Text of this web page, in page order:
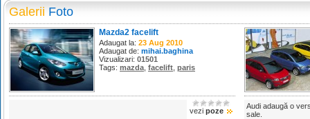
Galerii Foto
Mazda2 facelift
Adaugat la: 23 Aug 2010
Adaugat de: mihai.baghina
Vizualizari: 01501
Tags: mazda facelift paris
vezi poze
Audi adaugă o
sale.